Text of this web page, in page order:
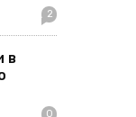
2
в
0